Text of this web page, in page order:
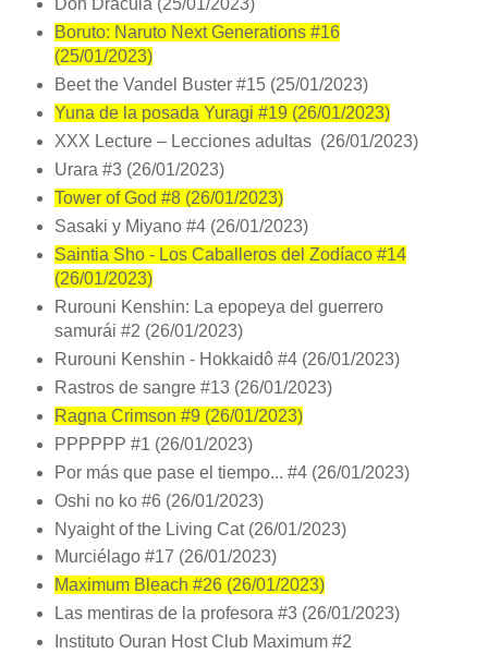
Don Drácula (25/01/2023)
Boruto: Naruto Next Generations #16
(25/01/2023)
Beet the Vandel Buster #15 (25/01/2023)
Yuna de la posada Yuragi #19 (26/01/2023)
XXX Lecture – Lecciones adultas (26/01/2023)
Urara #3 (26/01/2023)
Tower of God #8 (26/01/2023)
Sasaki y Miyano #4 (26/01/2023)
Saintia Sho - Los Caballeros del Zodíaco #14
(26/01/2023)
Rurouni Kenshin: La epopeya del guerrero
samurái #2 (26/01/2023)
Rurouni Kenshin - Hokkaidô #4 (26/01/2023)
Rastros de sangre #13 (26/01/2023)
Ragna Crimson #9 (26/01/2023)
PPPPPP #1 (26/01/2023)
Por más que pase el tiempo... #4 (26/01/2023)
Oshi no ko #6 (26/01/2023)
Nyaight of the Living Cat (26/01/2023)
Murciélago #17 (26/01/2023)
Maximum Bleach #26 (26/01/2023)
Las mentiras de la profesora #3 (26/01/2023)
Instituto Ouran Host Club Maximum #2